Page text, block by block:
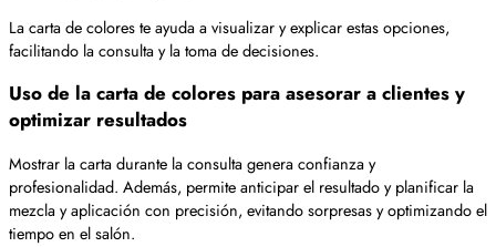
La carta de colores te ayuda a visualizar y explicar estas opciones,
facilitando la consulta y la toma de decisiones.
Uso de la carta de colores para asesorar a clientes y
optimizar resultados
Mostrar la carta durante la consulta genera confianza y
profesionalidad. Además, permite anticipar el resultado y planificar la
mezcla y aplicación con precisión, evitando sorpresas y optimizando el
tiempo en el salón.